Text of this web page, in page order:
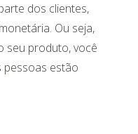
dos clientes,
Ou seja,
seu produto, você
pessoas estão